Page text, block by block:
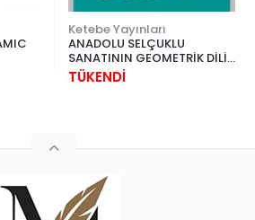
Ketebe Yayınları
ANADOLU SELÇUKLU
SANATININ GEOMETRİK DİLİ
3 CİLT
TÜKENDİ